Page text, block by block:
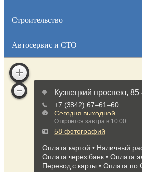
Строительство
Автосервис и СТО